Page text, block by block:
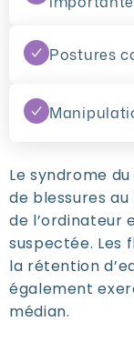
Postures
Le syndrome
de blessures
de l’ordinateur
suspectée. Les
la rétention
également
médian.